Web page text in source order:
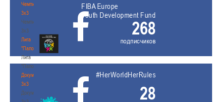
Чемпионат
3х3
Чемпионат
3х3
Лига
"Палова"
Лига
"Палова"
Документы
3х3
Документы
FIBA Europe
Youth Development Fund
268
подписчиков
#HerWorldHerRules
28